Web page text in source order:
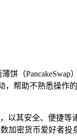
饼（
，帮助不熟悉操作
以其安全、便捷
加密货币爱好者